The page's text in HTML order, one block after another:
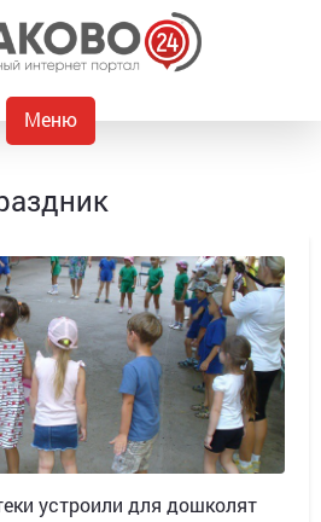
Меню
устроили для дошколят